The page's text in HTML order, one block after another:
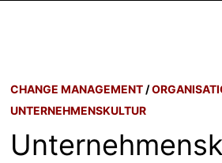
CHANGE MANAGEMENT /
UNTERNEHMENSKULTUR